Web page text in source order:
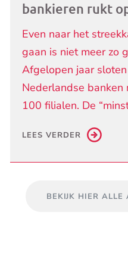
bankieren rukt
Even naar het
gaan is niet meer zo
Afgelopen jaar
Nederlandse banken
100 filialen. De
LEES VERDER
BEKIJK HIER ALLE